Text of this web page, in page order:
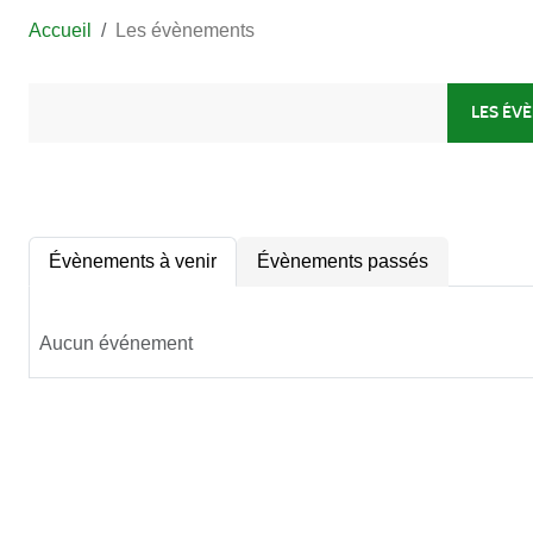
Accueil Les évènements
LES
Évènements à venir Évènements passés
Aucun événement